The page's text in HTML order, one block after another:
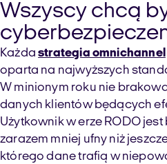
Wszyscy chcą
Każdastrategia omnichannel
oparta na najwyższych
W minionym roku nie
danych klientów będących
Użytkownik w erze RODO
zarazem mniej ufny niż
którego dane trafią w